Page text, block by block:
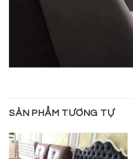
SẢN PHẨM TƯƠNG TỰ